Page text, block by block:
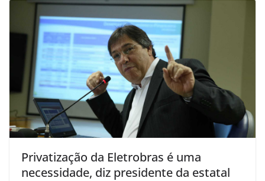
Privatização da Eletrobras é uma
necessidade, diz presidente da estatal